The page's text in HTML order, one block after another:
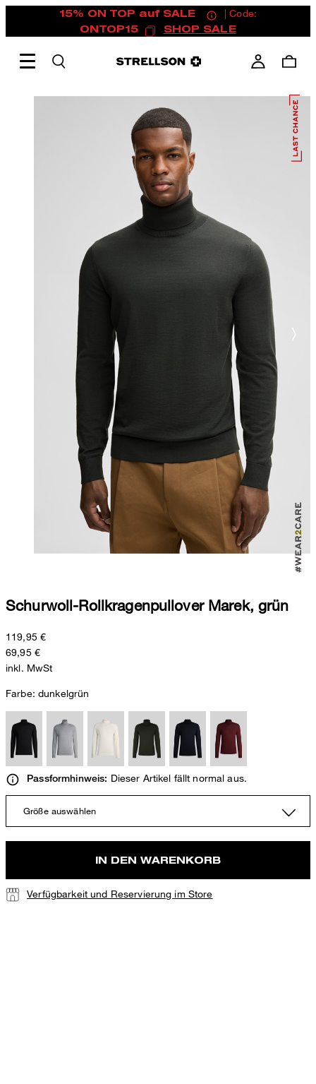
15% ON TOP auf SALE
| Code:
ONTOP15
SHOP SALE
Schurwoll-Rollkragenpullover Marek, grün
119,95 €
69,95 €
inkl. MwSt
Farbe: dunkelgrün
Passformhinweis: Dieser Artikel fällt normal aus.
Größe auswählen
IN DEN WARENKORB
Verfügbarkeit und Reservierung im Store